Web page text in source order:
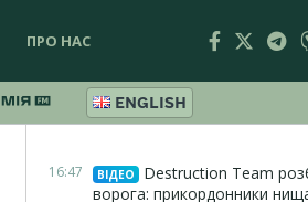
ПРО НАС
ENGLISH
16:47 ВІДЕО
Destruction Team
ворога: прикордонники